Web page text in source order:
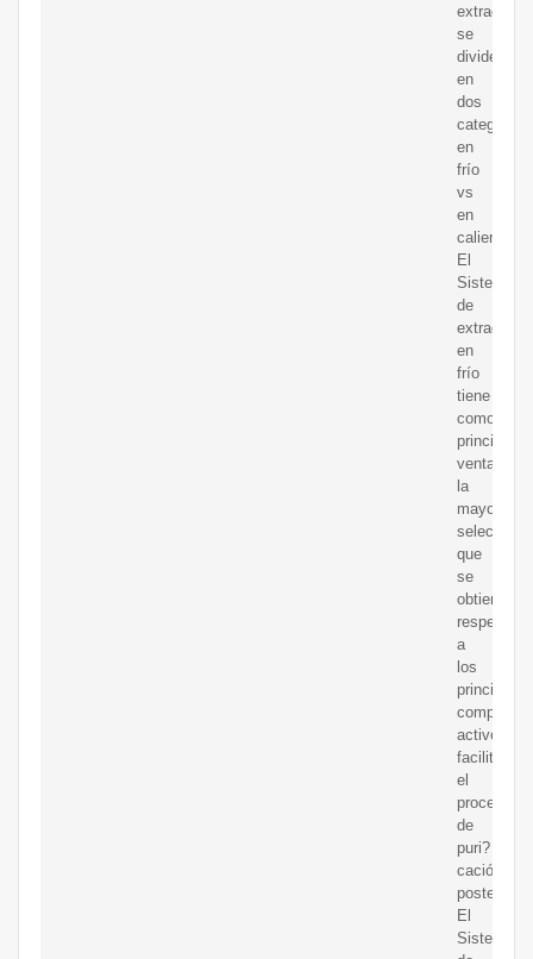
extracción
se
dividen
en
dos
categorías;
en
frío
vs
en
caliente:
El
Sistema
de
extracción
en
frío
tiene
como
principal
ventaja
la
mayor
que
se
obtiene
respecto
a
los
principales
activos,
facilitando
el
proceso
de
puri?
cación
posterior.
El
Sistema